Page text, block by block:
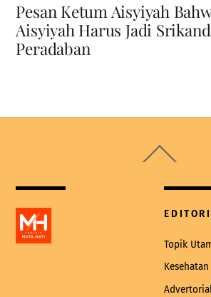
Pesan Ketum Aisyiyah
Aisyiyah Harus Jadi
Peradaban
To
Topik
Kesehatan